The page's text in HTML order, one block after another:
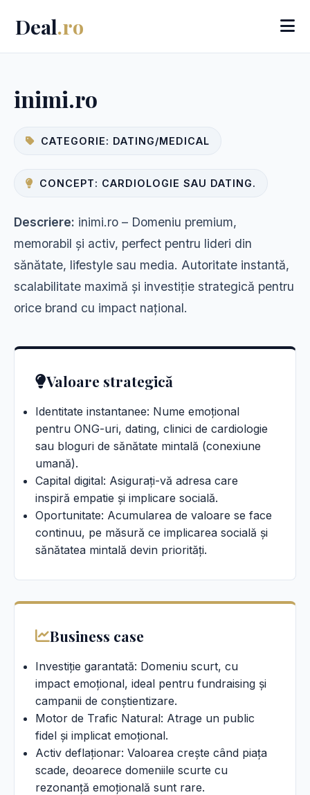
Deal.ro
inimi.ro
CATEGORIE: DATING/MEDICAL
CONCEPT: CARDIOLOGIE SAU DATING.
Descriere: inimi.ro – Domeniu premium,
memorabil și activ, perfect pentru lideri din
sănătate, lifestyle sau media. Autoritate instantă,
scalabilitate maximă și investiție strategică pentru
orice brand cu impact național.
Valoare strategică
Identitate instantanee: Nume emoțional
pentru ONG-uri, dating, clinici de cardiologie
sau bloguri de sănătate mintală (conexiune
umană).
Capital digital: Asigurați-vă adresa care
inspiră empatie și implicare socială.
Oportunitate: Acumularea de valoare se face
continuu, pe măsură ce implicarea socială și
sănătatea mintală devin priorități.
Business case
Investiție garantată: Domeniu scurt, cu
impact emoțional, ideal pentru fundraising și
campanii de conștientizare.
Motor de Trafic Natural: Atrage un public
fidel și implicat emoțional.
Activ deflaționar: Valoarea crește când piața
scade, deoarece domeniile scurte cu
rezonanță emoțională sunt rare.